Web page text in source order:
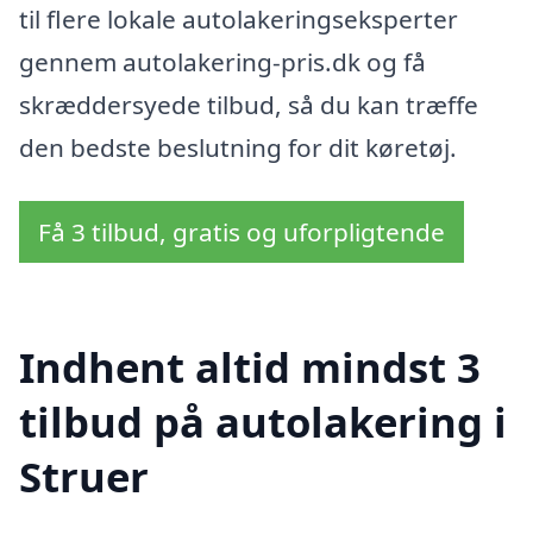
til flere lokale autolakeringseksperter
gennem autolakering-pris.dk og få
skræddersyede tilbud, så du kan træffe
den bedste beslutning for dit køretøj.
Få 3 tilbud, gratis og uforpligtende
Indhent altid mindst 3
tilbud på autolakering i
Struer